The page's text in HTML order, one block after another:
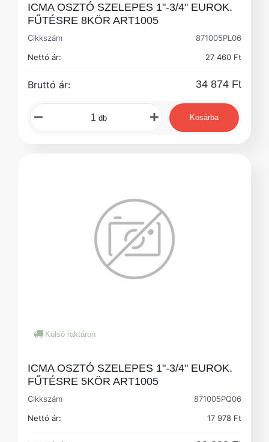
ICMA OSZTÓ SZELEPES 1"-3/4" EUROK.
FŰTÉSRE 8KÖR ART1005
Cikkszám
871005PL06
Nettó ár:
27 460 Ft
Bruttó ár: 34 874 Ft
db Kosárba
Külső raktáron
ICMA OSZTÓ SZELEPES 1"-3/4" EUROK.
FŰTÉSRE 5KÖR ART1005
Cikkszám
871005PQ06
Nettó ár:
17 978 Ft